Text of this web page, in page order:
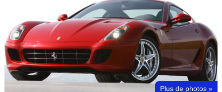
Plus de photos »